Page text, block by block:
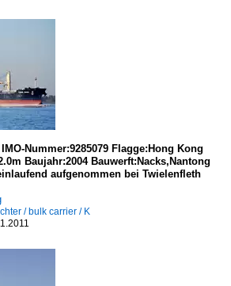
Nummer:9285079 Flagge:Hong Kong
Baujahr:2004 Bauwerft:Nacks,Nantong
aufgenommen bei Twielenfleth
/ bulk carrier / K